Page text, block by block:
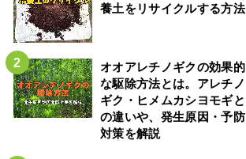
養土をリサイクルする方法
オオアレチノギクの効果的
な駆除方法とは。アレチノ
ギク・ヒメムカシヨモギと
の違いや、発生原因・予防
対策を解説